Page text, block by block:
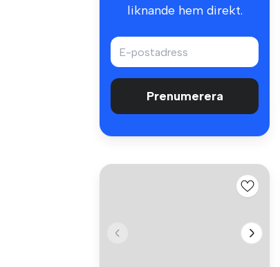
liknande hem direkt.
Prenumerera